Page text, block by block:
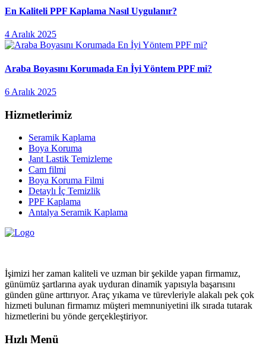
En Kaliteli PPF Kaplama Nasıl Uygulanır?
4 Aralık 2025
Araba Boyasını Korumada En İyi Yöntem PPF mi?
6 Aralık 2025
Hizmetlerimiz
Seramik Kaplama
Boya Koruma
Jant Lastik Temizleme
Cam filmi
Boya Koruma Filmi
Detaylı İç Temizlik
PPF Kaplama
Antalya Seramik Kaplama
İşimizi her zaman kaliteli ve uzman bir şekilde yapan firmamız,
günümüz şartlarına ayak uyduran dinamik yapısıyla başarısını
günden güne arttırıyor. Araç yıkama ve türevleriyle alakalı pek çok
hizmeti bulunan firmamız müşteri memnuniyetini ilk sırada tutarak
hizmetlerini bu yönde gerçekleştiriyor.
Hızlı Menü